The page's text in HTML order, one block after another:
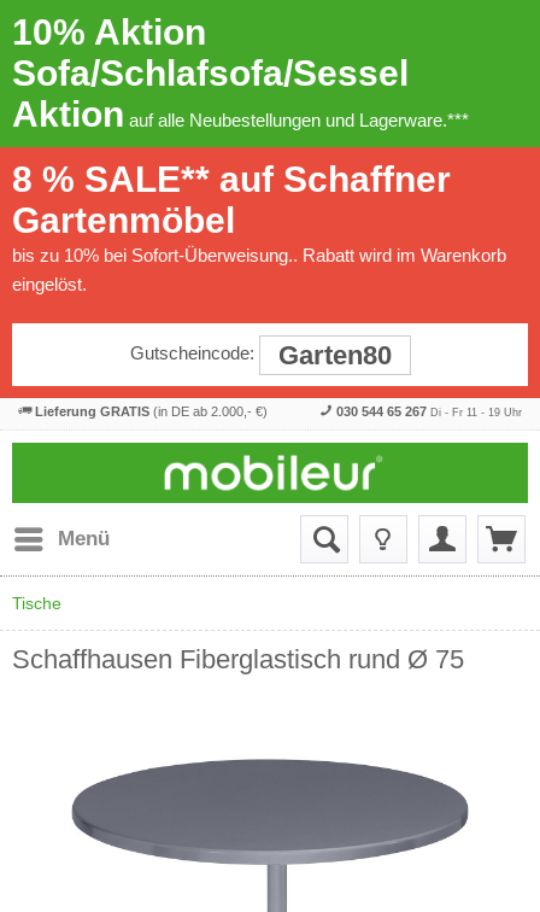
10% Aktion
Sofa/Schlafsofa/Sessel
Aktion auf alle Neubestellungen und Lagerware.***
8 % SALE** auf Schaffner
Gartenmöbel
bis zu 10% bei Sofort-Überweisung.. Rabatt wird im Warenkorb
eingelöst.
Gutscheincode: Garten80
Lieferung GRATIS (in DE ab 2.000,- €) 030 544 65 267 Di - Fr 11 - 19 Uhr
Menü
Tische
Schaffhausen Fiberglastisch rund Ø 75